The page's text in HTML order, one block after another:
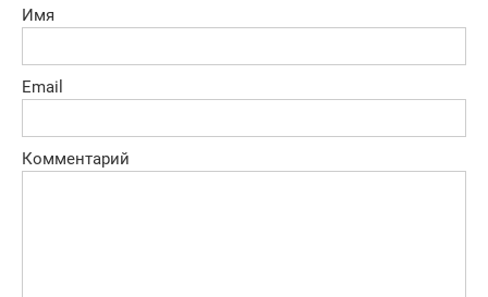
Имя
Email
Комментарий